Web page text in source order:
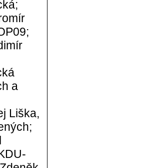
a
Liška,